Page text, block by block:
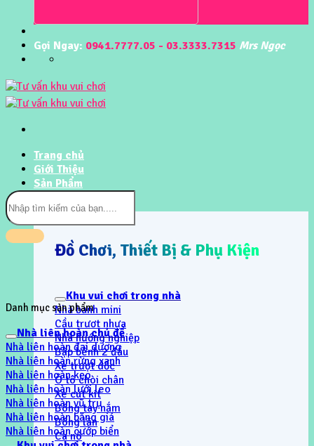
Gọi Ngay: 0941.7777.05 - 03.3333.7315 Mrs Ngọc
Trang chủ
Giới Thiệu
Sản Phẩm
Đồ Chơi, Thiết Bị & Phụ Kiện
Khu vui chơi trong nhà
Nhà banh mini
Cầu trươt nhựa
Nhà hướng nghiệp
Bập bênh 2 đầu
Xe trượt dốc
Ô tô chòi chân
Xe cút kít
Bóng tay nắm
Bóng lăn
Ca nô
Tìm
kiếm:
Danh mục sản phẩm
Nhà liên hoàn chủ đề
Nhà liên hoàn đại dương
Nhà liên hoàn rừng xanh
Nhà liên hoàn kẹo
Nhà liên hoàn lưới leo
Nhà liên hoàn vũ trụ
Nhà liên hoàn băng giá
Nhà liên hoàn cướp biển